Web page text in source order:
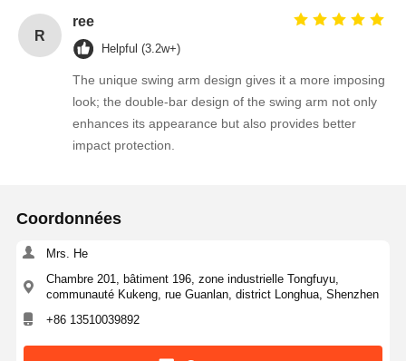
R
ree
Helpful (3.2w+)
The unique swing arm design gives it a more imposing
look; the double-bar design of the swing arm not only
enhances its appearance but also provides better
impact protection.
Coordonnées
Mrs. He
Chambre 201, bâtiment 196, zone industrielle Tongfuyu,
communauté Kukeng, rue Guanlan, district Longhua, Shenzhen
+86 13510039892